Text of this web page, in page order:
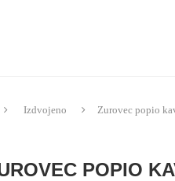
Izdvojeno Zurovec popio
POPIO